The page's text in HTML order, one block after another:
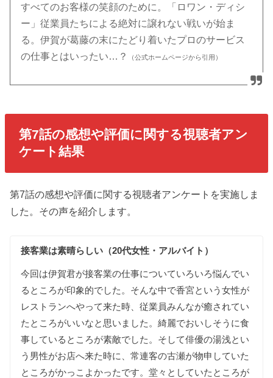
すべてのお客様の笑顔のために。「ロワン・ディシ
ー」従業員たちによる絶対に譲れない戦いが始ま
る。伊賀が葛藤の末にたどり着いたプロのサービス
の仕事とはいったい…？
（公式ホームページから引用）
第7話の感想や評価に関する視聴者アン
ケート結果
第7話の感想や評価に関する視聴者アンケートを実施しま
した。その声を紹介します。
接客業は素晴らしい（20代女性・アルバイト）
今回は伊賀君が接客業の仕事についていろいろ悩んでい
る ところが印象的でした 。 そんな中で香宮という女性が
レストランへやって来た時 、従業員みんなが癒されてい
た ところがいいなと 思いました 。綺麗でおいしそうに食
事している ところが素敵でした 。 そして俳優の湯浅とい
う 男性がお店へ来た時に 、常連客の古瀬が物申していた
ところがかっこよかったです。堂々と していた ところが